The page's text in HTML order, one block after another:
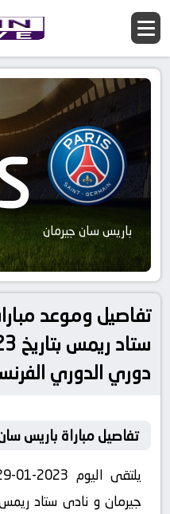
باريس سان جيرمان
تفاصيل وموعد
دوري الدوري
تفاصيل مباراة باريس
جيرمان و نادى ستاد